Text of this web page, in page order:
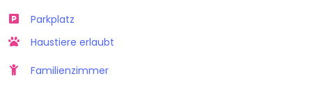
Parkplatz
Haustiere erlaubt
Familienzimmer